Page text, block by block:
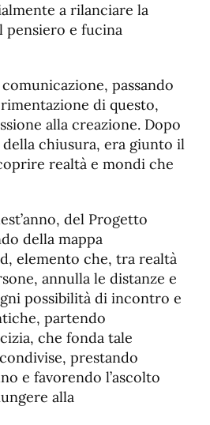
a rilanciare la
pensiero e fucina
passando
di questo,
alla creazione. Dopo
chiusura, era giunto il
realtà e mondi che
del Progetto
della mappa
elemento che, tra realtà
annulla le distanze e
possibilità di incontro e
partendo
che fonda tale
prestando
e favorendo l’ascolto
alla